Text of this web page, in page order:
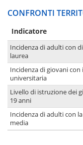
CONFRONTI
Indicatore
Incidenza di adulti con
laurea
Incidenza di giovani
universitaria
Livello di istruzione dei
19 anni
Incidenza di adulti con
media